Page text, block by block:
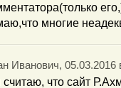
многие
Иванович, 05.03.2016
считаю, что сайт